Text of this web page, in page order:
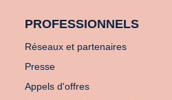
PROFESSIONNELS
Réseaux et partenaires
Presse
Appels d'offres